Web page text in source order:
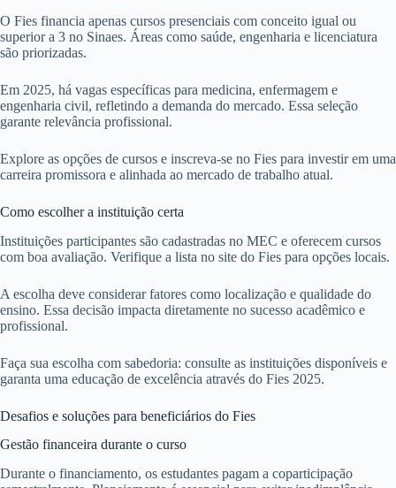
O Fies financia apenas cursos presenciais com conceito igual ou
superior a 3 no Sinaes. Áreas como saúde, engenharia e licenciatura
são priorizadas.
Em 2025, há vagas específicas para medicina, enfermagem e
engenharia civil, refletindo a demanda do mercado. Essa seleção
garante relevância profissional.
Explore as opções de cursos e inscreva-se no Fies para investir em uma
carreira promissora e alinhada ao mercado de trabalho atual.
Como escolher a instituição certa
Instituições participantes são cadastradas no MEC e oferecem cursos
com boa avaliação. Verifique a lista no site do Fies para opções locais.
A escolha deve considerar fatores como localização e qualidade do
ensino. Essa decisão impacta diretamente no sucesso acadêmico e
profissional.
Faça sua escolha com sabedoria: consulte as instituições disponíveis e
garanta uma educação de excelência através do Fies 2025.
Desafios e soluções para beneficiários do Fies
Gestão financeira durante o curso
Durante o financiamento, os estudantes pagam a coparticipação